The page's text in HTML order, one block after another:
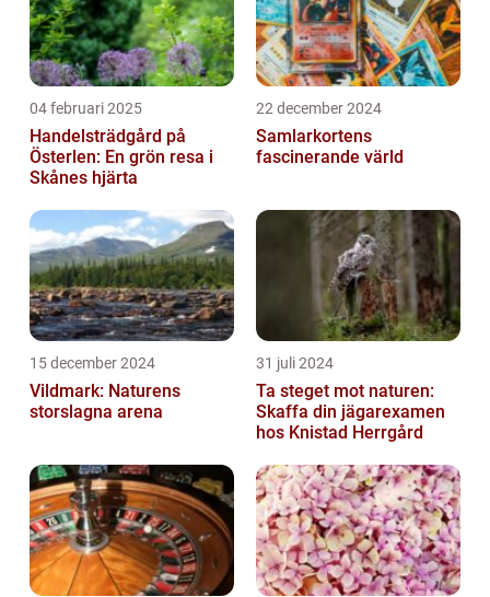
04 februari 2025
Handelsträdgård på
Österlen: En grön resa i
Skånes hjärta
22 december 2024
Samlarkortens
fascinerande värld
15 december 2024
Vildmark: Naturens
storslagna arena
31 juli 2024
Ta steget mot naturen:
Skaffa din jägarexamen
hos Knistad Herrgård